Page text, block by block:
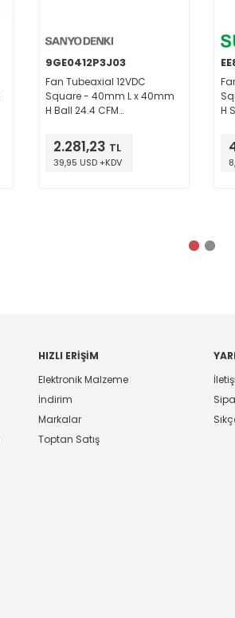
9GE0412P3J03
Fan Tubeaxial 12VDC
Square - 40mm L x 40mm
H Ball 24.4 CFM
2.281,23 TL
39,95 USD +KDV
H
HIZLI ERIŞIM
Elektronik Malzeme
İndirim
Markalar
Toptan Satış